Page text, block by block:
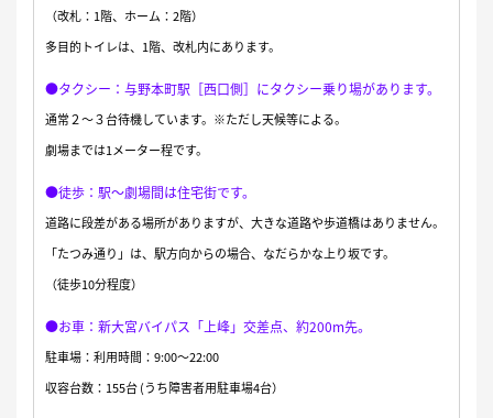
（改札：1階、ホーム：2階）
多目的トイレは、1階、改札内にあります。
●タクシー：与野本町駅［西口側］にタクシー乗り場があります。
通常２〜３台待機しています。※ただし天候等による。
劇場までは1メーター程です。
●徒歩：駅〜劇場間は住宅街です。
道路に段差がある場所がありますが、大きな道路や歩道橋はありません。
「たつみ通り」は、駅方向からの場合、なだらかな上り坂です。
（徒歩10分程度）
●お車：新大宮バイパス「上峰」交差点、約200m先。
駐車場：利用時間：9:00〜22:00
収容台数：155台 (うち障害者用駐車場4台）